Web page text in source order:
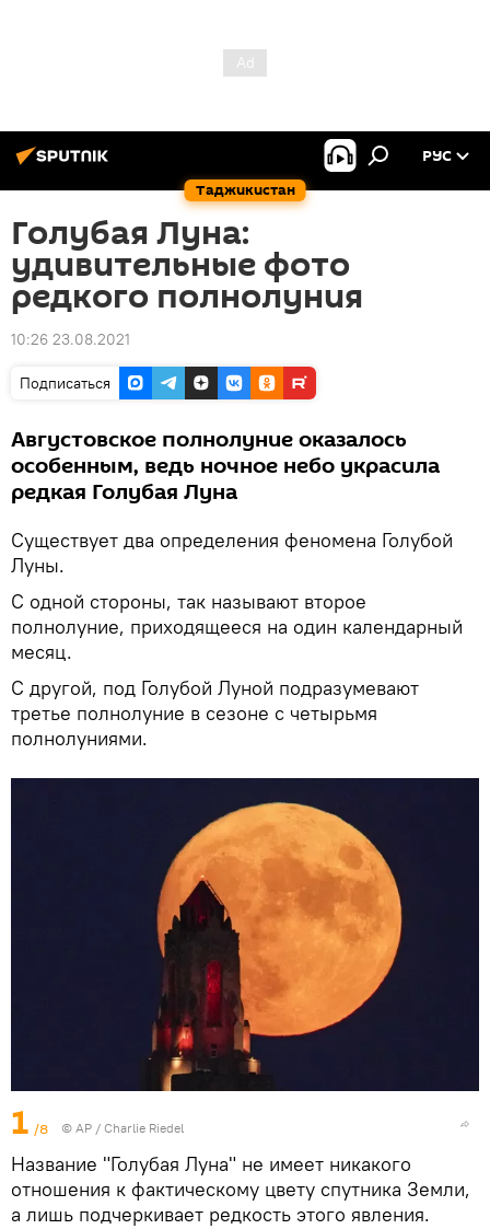
Таджикистан
РУС
Голубая Луна:
удивительные фото
редкого полнолуния
10:26 23.08.2021
Подписаться
Августовское полнолуние оказалось
особенным, ведь ночное небо украсила
редкая Голубая Луна
Существует два определения феномена Голубой
Луны.
С одной стороны, так называют второе
полнолуние, приходящееся на один календарный
месяц.
С другой, под Голубой Луной подразумевают
третье полнолуние в сезоне с четырьмя
полнолуниями.
1 /8 © AP / Charlie Riedel
Название "Голубая Луна" не имеет никакого
отношения к фактическому цвету спутника Земли,
а лишь подчеркивает редкость этого явления.